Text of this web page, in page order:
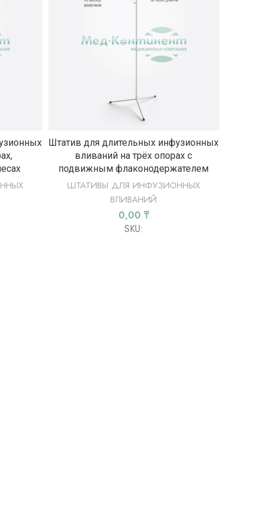
ВЫБЕРИТЕ ПАРАМЕТРЫ
Штатив для длительных инфузионных
вливаний на трёх опорах с
подвижным флаконодержателем
ШТАТИВЫ ДЛЯ ИНФУЗИОННЫХ
ВЛИВАНИЙ
0,00 ₸
SKU: